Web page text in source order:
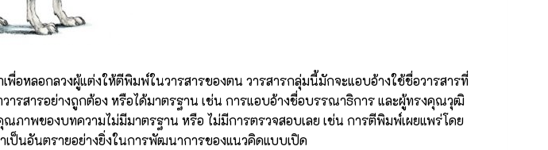
พื่อหลอกลวงผู้แต่งให้ตีพิมพ์ในวารสารของตน วารสารกลุ่มนี้มักจะแอบอ้างใช้ชื่อวารสารที่
ารสารอย่างถูกต้อง หรือได้มาตรฐาน เช่น การแอบอ้างชื่อบรรณาธิการ และผู้ทรงคุณวุฒิ
าพของบทความไม่มีมาตรฐาน หรือ ไม่มีการตรวจสอบเลย เช่น การตีพิมพ์เผยแพร่โดย
เป็นอันตรายอย่างยิ่งในการพัฒนาการของแนวคิดแบบเปิด